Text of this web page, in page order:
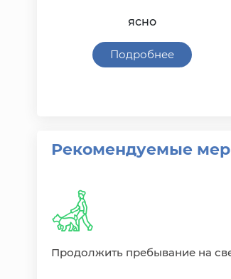
ясно
Подробнее
Рекомендуемые
Продолжить пребывание на